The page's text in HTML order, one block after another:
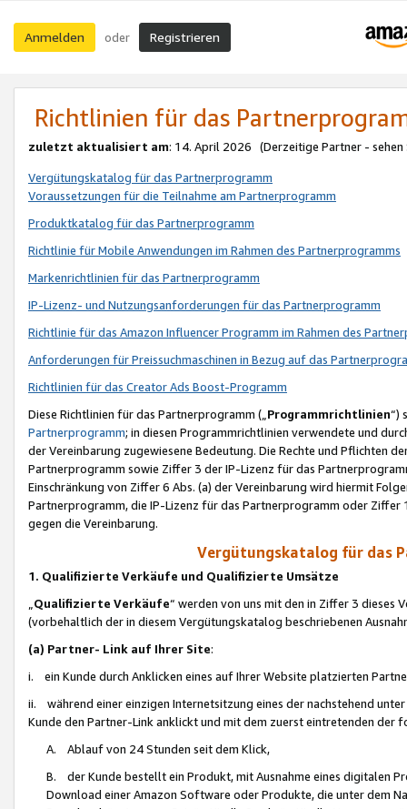
Anmelden oder Registrieren
Richtlinien für das
zuletzt aktualisiert am: 14. April 2026 (Derzeitige Partner - sehen
Vergütungskatalog für das Partnerprogramm
Voraussetzungen für die Teilnahme am Partnerprogramm
Produktkatalog für das Partnerprogramm
Richtlinie für Mobile Anwendungen im Rahmen des Partnerprogramms
Markenrichtlinien für das Partnerprogramm
IP-Lizenz- und Nutzungsanforderungen für das Partnerprogramm
Richtlinie für das Amazon Influencer Programm im Rahmen des
Anforderungen für Preissuchmaschinen in Bezug auf das
Richtlinien für das Creator Ads Boost-Programm
Diese Richtlinien für das Partnerprogramm („Programmrichtlinien“)
Partnerprogramm; in diesen Programmrichtlinien verwendete und
der Vereinbarung zugewiesene Bedeutung. Die Rechte und Pflichten
Partnerprogramm sowie Ziffer 3 der IP-Lizenz für das
Einschränkung von Ziffer 6 Abs. (a) der Vereinbarung wird hiermit
Partnerprogramm, die IP-Lizenz für das Partnerprogramm oder
gegen die Vereinbarung.
Vergütungskatalog für das
1. Qualifizierte Verkäufe und Qualifizierte Umsätze
Qualifizierte Verkäufe“ werden von uns mit den in Ziffer 3
(vorbehaltlich der in diesem Vergütungskatalog beschriebenen
(a) Partner- Link auf Ihrer Site:
i. ein Kunde durch Anklicken eines auf Ihrer Website platzierten
ii. während einer einzigen Internetsitzung eines der nachstehend
Kunde den Partner-Link anklickt und mit dem zuerst eintretenden der
A. Ablauf von 24 Stunden seit dem Klick,
B. der Kunde bestellt ein Produkt, mit Ausnahme eines digitalen
Download einer Amazon Software oder Produkte, die unter dem